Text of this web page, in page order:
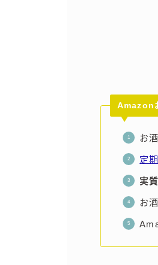
Amazon
お
定
実
お